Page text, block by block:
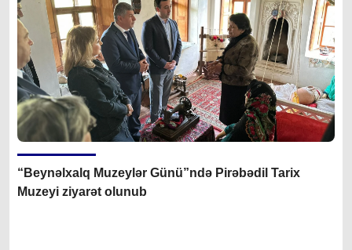
“Beynəlxalq Muzeylər Günü”ndə Pirəbədil Tarix
Muzeyi ziyarət olunub